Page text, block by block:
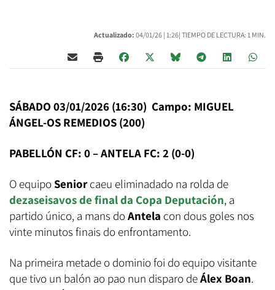
Actualizado: 04/01/26 | 1:26| TIEMPO DE LECTURA: 1 MIN.
SÁBADO 03/01/2026 (16:30) Campo: MIGUEL
ÁNGEL-OS REMEDIOS (200)
PABELLÓN CF: 0 – ANTELA FC: 2 (0-0)
O equipoSeniorcaeu eliminadado na rolda de
dezaseisavos de final da Copa Deputación, a
partido único, a mans doAntela con dous goles nos
vinte minutos finais do enfrontamento.
Na primeira metade o dominio foi do equipo visitante
que tivo un balón ao pao nun disparo deÁlex Boan.